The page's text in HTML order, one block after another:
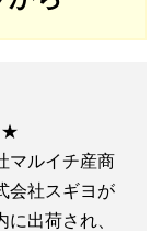
★
マルイチ産商
会社スギヨが
出荷され、